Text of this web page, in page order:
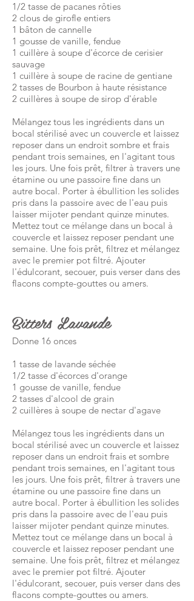
1/2 tasse de pacanes rôties
2 clous de girofle entiers
1 bâton de cannelle
1 gousse de vanille, fendue
1 cuillère à soupe d'écorce de cerisier
sauvage
1 cuillère à soupe de racine de gentiane
2 tasses de Bourbon à haute résistance
2 cuillères à soupe de sirop d'érable
Mélangez tous les ingrédients dans un
bocal stérilisé avec un couvercle et laissez
reposer dans un endroit sombre et frais
pendant trois semaines, en l'agitant tous
les jours. Une fois prêt, filtrer à travers une
étamine ou une passoire fine dans un
autre bocal. Porter à ébullition les solides
pris dans la passoire avec de l'eau puis
laisser mijoter pendant quinze minutes.
Mettez tout ce mélange dans un bocal à
couvercle et laissez reposer pendant une
semaine. Une fois prêt, filtrez et mélangez
avec le premier pot filtré. Ajouter
l'édulcorant, secouer, puis verser dans des
flacons compte-gouttes ou amers.
Bitters Lavande
Donne 16 onces
1 tasse de lavande séchée
1/2 tasse d'écorces d'orange
1 gousse de vanille, fendue
2 tasses d'alcool de grain
2 cuillères à soupe de nectar d'agave
Mélangez tous les ingrédients dans un
bocal stérilisé avec un couvercle et laissez
reposer dans un endroit frais et sombre
pendant trois semaines, en l'agitant tous
les jours. Une fois prêt, filtrer à travers une
étamine ou une passoire fine dans un
autre bocal. Porter à ébullition les solides
pris dans la passoire avec de l'eau puis
laisser mijoter pendant quinze minutes.
Mettez tout ce mélange dans un bocal à
couvercle et laissez reposer pendant une
semaine. Une fois prêt, filtrez et mélangez
avec le premier pot filtré. Ajouter
l'édulcorant, secouer, puis verser dans des
flacons compte-gouttes ou amers.